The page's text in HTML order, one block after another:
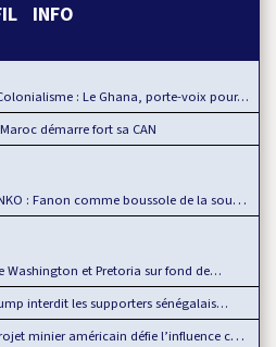
INFO
: Le Ghana, porte-voix pour…
Maroc démarre fort sa CAN
: Fanon comme boussole de la souveraineté…
Washington et Pretoria sur fond de…
interdit les supporters sénégalais…
minier américain défie l’influence chinoise